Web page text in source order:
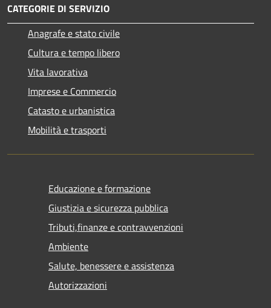
CATEGORIE DI SERVIZIO
Anagrafe e stato civile
Cultura e tempo libero
Vita lavorativa
Imprese e Commercio
Catasto e urbanistica
Mobilità e trasporti
Educazione e formazione
Giustizia e sicurezza pubblica
Tributi,finanze e contravvenzioni
Ambiente
Salute, benessere e assistenza
Autorizzazioni